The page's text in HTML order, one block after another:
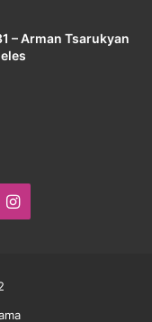
– Arman Tsarukyan
Instagram